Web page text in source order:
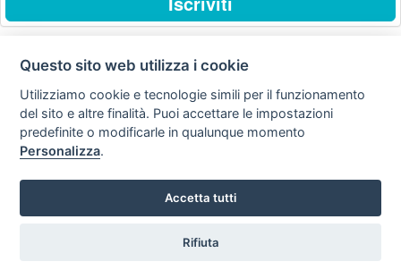
Privacy
policy
Avviso
legale
Preferenze cookie
Copyright © 2008
SVILUPPO TURISMO ITALIA S.r.L. unipersonale
P.IVA: 01665350433 - R.E.A. FM-195884 Via A. Costa, 2
63822 Porto San Giorgio (FM)
Questo sito web utilizza i cookie
Utilizziamo cookie e tecnologie simili per il funzionamento
del sito e altre finalità. Puoi accettare le impostazioni
predefinite o modificarle in qualunque momento
Personalizza.
Accetta tutti
Rifiuta